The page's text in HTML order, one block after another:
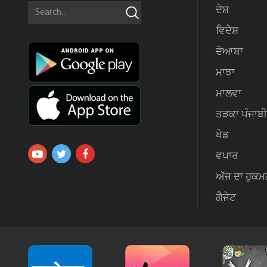
ਦੇਸ਼
ਵਿਦੇਸ਼
ਦੋਆਬਾ
ਮਾਝਾ
ਮਾਲਵਾ
ਤੜਕਾ ਪੰਜਾਬੀ
ਖੇਡ
ਵਪਾਰ
ਅੱਜ ਦਾ
ਗੈਜੇਟ